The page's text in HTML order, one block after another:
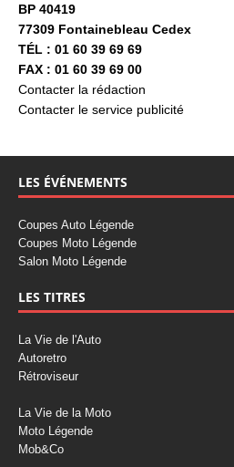
BP 40419
77309 Fontainebleau Cedex
TÉL : 01 60 39 69 69
FAX : 01 60 39 69 00
Contacter la rédaction
Contacter le service publicité
LES ÉVÉNEMENTS
Coupes Auto Légende
Coupes Moto Légende
Salon Moto Légende
LES TITRES
La Vie de l'Auto
Autoretro
Rétroviseur
La Vie de la Moto
Moto Légende
Mob&Co